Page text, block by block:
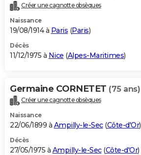
Créer une cagnotte obsèques
Naissance
19/08/1914 à Paris (Paris)
Décès
11/12/1975 à Nice (Alpes-Maritimes)
Germaine CORNETET (75 ans)
Créer une cagnotte obsèques
Naissance
22/06/1899 à Ampilly-le-Sec(Côte-d'Or)
Décès
27/05/1975 à Ampilly-le-Sec(Côte-d'Or)